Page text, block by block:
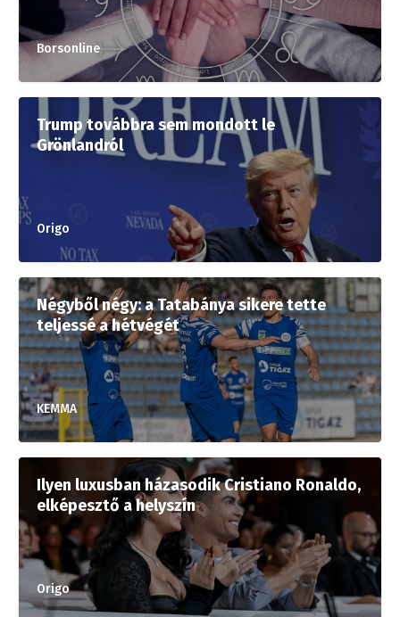
Borsonline
Trump továbbra sem mondott le
Grönlandról
Origo
Négyből négy: a Tatabánya sikere tette
teljessé a hétvégét
KEMMA
Ilyen luxusban házasodik Cristiano Ronaldo,
elképesztő a helyszín
Origo